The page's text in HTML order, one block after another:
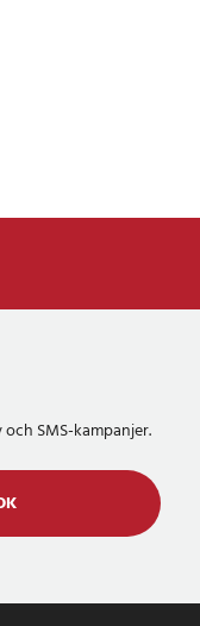
SMS-kampanjer.